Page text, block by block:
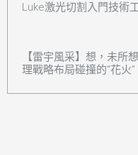
Luke激光切割入門技術
【雷宇風采】想，未
理戰略布局碰撞的“花火”